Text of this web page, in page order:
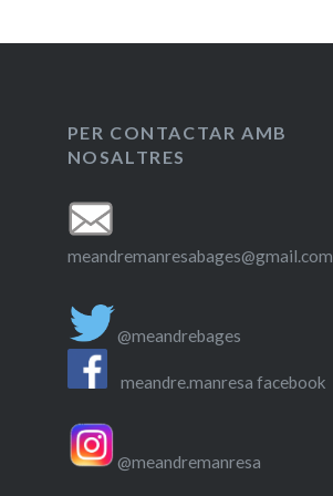
PER CONTACTAR AMB
NOSALTRES
meandremanresabages@gmail.com
@meandrebages
meandre.manresa facebook
@meandremanresa